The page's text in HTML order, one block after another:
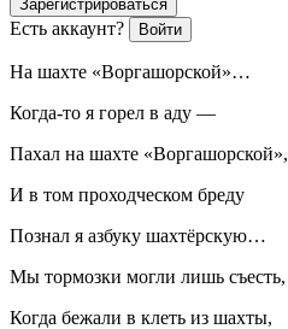
Зарегистрироваться
Есть аккаунт? Войти
На шахте «Воргашорской»…
Когда-то я горел в аду —
Пахал на шахте «Воргашорской»,
И в том проходческом бреду
Познал я азбуку шахтёрскую…
Мы тормозки могли лишь съесть,
Когда бежали в клеть из шахты,